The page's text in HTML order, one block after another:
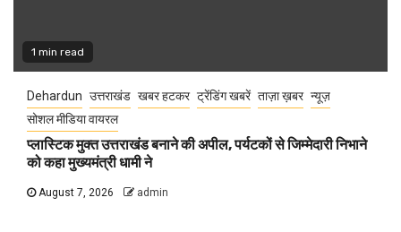
1 min read
Dehardun उत्तराखंड खबर हटकर ट्रेंडिंग खबरें ताज़ा ख़बर न्यूज़
सोशल मीडिया वायरल
प्लास्टिक मुक्त उत्तराखंड बनाने की अपील, पर्यटकों से जिम्मेदारी निभाने
को कहा मुख्यमंत्री धामी ने
August 7, 2026 admin